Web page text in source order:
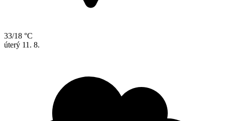
33/18 °C
úterý 11. 8.